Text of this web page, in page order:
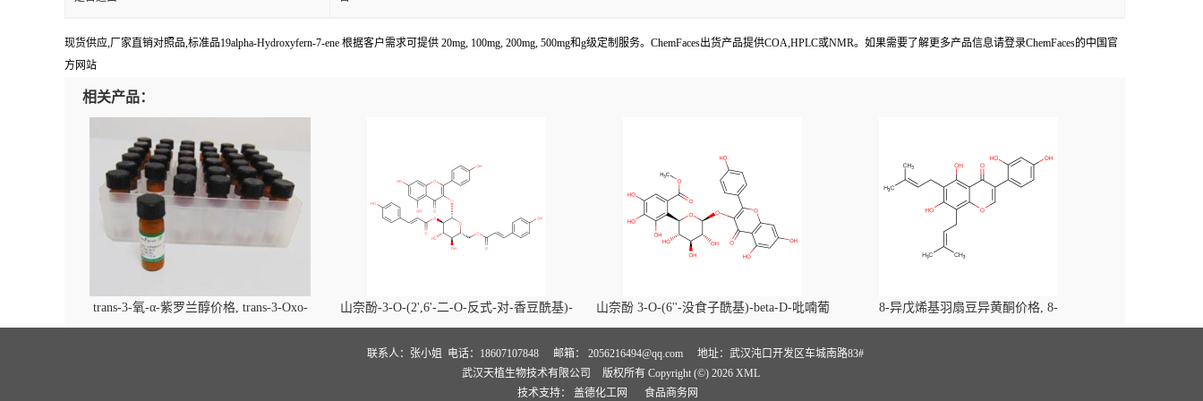
现货供应,厂家直销对照品,标准品19alpha-Hydroxyfern-7-ene 根据客户需求可提供 20mg, 100mg, 200mg, 500mg和g级定制服务。ChemFaces出货产品提供COA,HPLC或NMR。如果需要了解更多产品信息请登录ChemFaces的中国官
方网站
相关产品：
trans-3-氧-α-紫罗兰醇价格, trans-3-Oxo-
alpha-ionol对照品, CAS号:896107-70-3
山奈酚-3-O-(2',6'-二-O-反式-对-香豆酰基)-
beta-D-吡喃葡萄糖苷价格, Kaempferol-3-O-
(2',6'-di-O-trans-p-coumaroyl)-beta-D-
glucopyranoside对照品, CAS号:121651-61-4
山奈酚 3-O-(6''-没食子酰基)-beta-D-吡喃葡
萄糖苷价格, Kaempferol 3-O-(6''-galloyl)-
beta-D-glucopyranoside对照品, CAS
号:56317-05-6
8-异戊烯基羽扇豆异黄酮价格, 8-
Prenylluteone对照品, CAS号:125002-91-7
联系人：张小姐 电话：18607107848 邮箱： 2056216494@qq.com
地址：武汉沌口开发区车城南路83#
武汉天植生物技术有限公司
版权所有 Copyright (©) 2026 XML
技术支持： 盖德化工网 食品商务网